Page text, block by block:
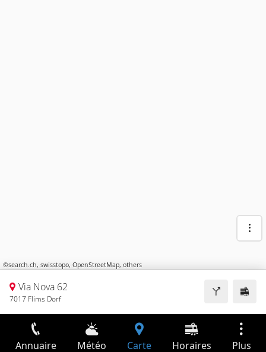
©search.ch, swisstopo, OpenStreetMap, others
Via Nova 62
7017 Flims Dorf
Annuaire Météo Carte Horaires Plus